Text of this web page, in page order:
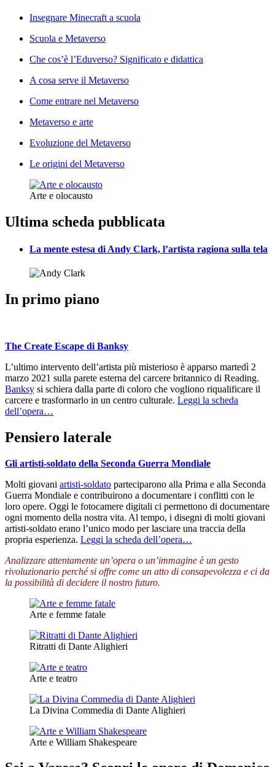
Insegnare Minecraft a scuola
Scuola e Metaverso
Che cos’è l’Eduverso? Significato e didattica
A cosa serve il Metaverso
Come entrare nel Metaverso
Metaverso e arte
Evoluzione del Metaverso
Le origini del Metaverso
Arte e olocausto
Ultima scheda pubblicata
La mente estesa di Andy Clark, l’artista ragiona sulla tela
In primo piano
The Create Escape di Banksy
L’ultimo intervento dell’artista più misterioso è apparso martedì 2
marzo 2021 sulla parete esterna del carcere britannico di Reading.
Banksy si schiera dalla parte di coloro che vogliono riqualificare il
carcere e trasformarlo in un centro culturale. Leggi la scheda
dell’opera…
Pensiero laterale
Gli artisti-soldato della Seconda Guerra Mondiale
Molti giovani artisti-soldato parteciparono alla Prima e alla Seconda
Guerra Mondiale e contribuirono a documentare i conflitti con le
loro opere. Oggi le fotocamere digitali ci permettono di documentare
ogni momento della nostra vita. Al tempo, i disegni di molti giovani
artisti-soldato erano l’unico modo per lasciare una traccia della
propria esperienza. Leggi la scheda dell’opera…
Analizzare attentamente un’opera o un’immagine è un gesto
rivoluzionario perché si offre come un atto di consapevolezza e ci da
la possibilità di decidere il nostro futuro.
Arte e femme fatale
Ritratti di Dante Alighieri
Arte e teatro
La Divina Commedia di Dante Alighieri
Arte e William Shakespeare